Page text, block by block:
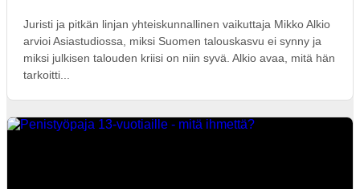
Juristi ja pitkän linjan yhteiskunnallinen vaikuttaja Mikko Alkio
arvioi Asiastudiossa, miksi Suomen talouskasvu ei synny ja
miksi julkisen talouden kriisi on niin syvä. Alkio avaa, mitä hän
tarkoitti...